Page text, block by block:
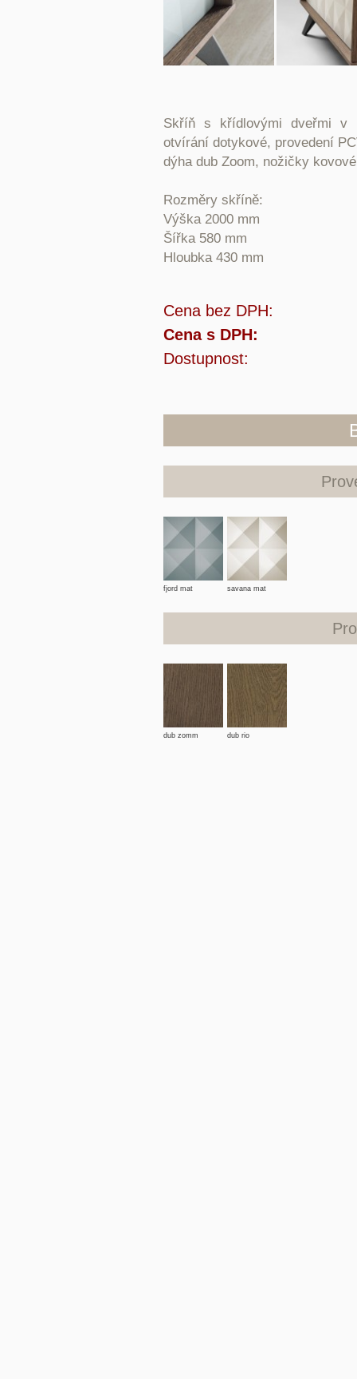
Skříň s křídlovými dveřmi v
otvírání dotykové, provedení
dýha dub Zoom, nožičky
Rozměry skříně:
Výška 2000 mm
Šířka 580 mm
Hloubka 430 mm
Cena bez DPH:
Cena s DPH:
Dostupnost:
fjord mat savana mat
dub zomm dub rio